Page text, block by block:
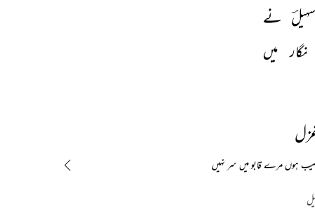
نے
نگار میں
ہوں مرے قابو میں سر نہیں